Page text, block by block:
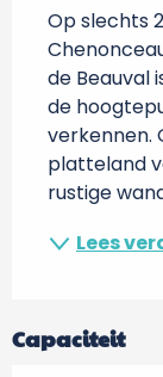
Op slechts
de Beauval
de
verkennen.
platteland
rustige
Lees
Capaciteit